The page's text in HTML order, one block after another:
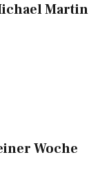
Martin
Woche